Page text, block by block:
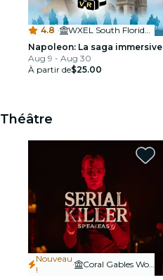
4.8 ·
WXEL South Florida PBS
Napoleon: La saga immersive
Aug 9 - Aug 30
À partir de$25.00
Théâtre
Nouveau
!
· Coral Gables Woman's Club